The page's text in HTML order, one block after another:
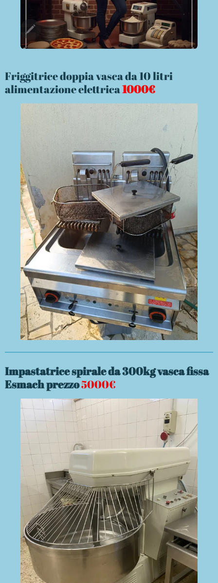
Friggitrice doppia vasca da 10 litri
alimentazione elettrica1000€
Impastatrice spirale da 300kg vasca fissa
Esmach prezzo5000€